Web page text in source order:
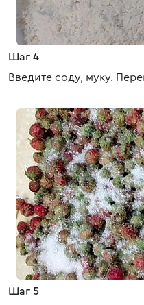
Шаг 4
Введите соду, муку.
Шаг 5